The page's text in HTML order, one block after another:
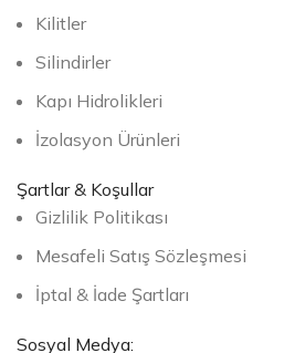
Kilitler
Silindirler
Kapı Hidrolikleri
İzolasyon Ürünleri
Şartlar & Koşullar
Gizlilik Politikası
Mesafeli Satış Sözleşmesi
İptal & İade Şartları
Sosyal Medya: